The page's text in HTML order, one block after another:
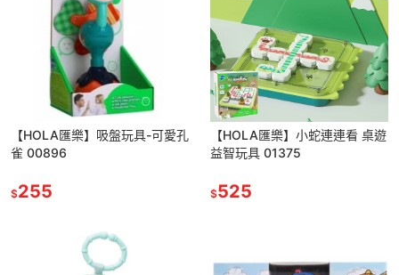
【HOLA匯樂】吸盤玩具-可愛孔
雀 00896
$255
【HOLA匯樂】小蛇連連看 桌遊
益智玩具 01375
$525